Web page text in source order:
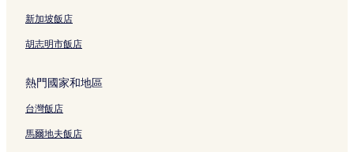
新加坡飯店
胡志明市飯店
熱門國家和地區
台灣飯店
馬爾地夫飯店